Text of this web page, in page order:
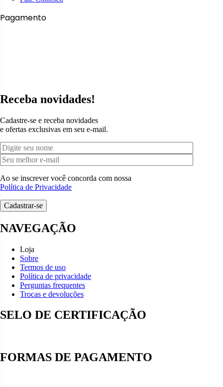
Pagamento
Receba novidades!
Cadastre-se e receba novidades
e ofertas exclusivas em seu e-mail.
Ao se inscrever você concorda com nossa
Política de Privacidade
NAVEGAÇÃO
Loja
Sobre
Termos de uso
Política de privacidade
Perguntas frequentes
Trocas e devoluções
SELO DE CERTIFICAÇÃO
FORMAS DE PAGAMENTO